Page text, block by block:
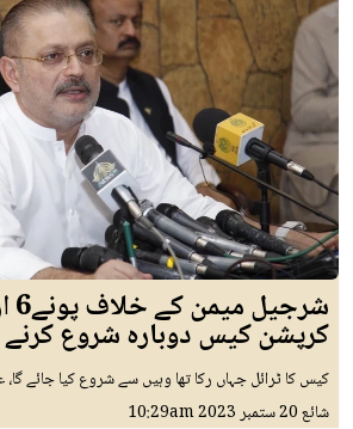
کرپشن کیس دوبارہ شروع
کیس کا ٹرائل جہاں رکا تھا وہیں سے شروع کیا جائے گا،
شائع20 ستمبر 2023 10:29am